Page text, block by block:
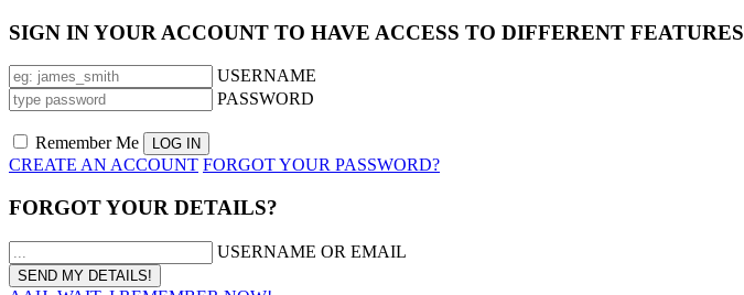
SIGN IN YOUR ACCOUNT TO HAVE ACCESS TO DIFFERENT FEATURES
USERNAME
PASSWORD
Remember Me
CREATE AN ACCOUNT FORGOT YOUR PASSWORD?
FORGOT YOUR DETAILS?
USERNAME OR EMAIL